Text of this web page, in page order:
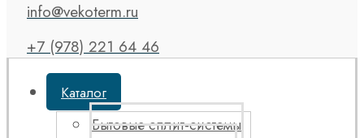
info@vekoterm.ru
+7 (978) 221 64 46
Каталог
Бытовые сплит-системы